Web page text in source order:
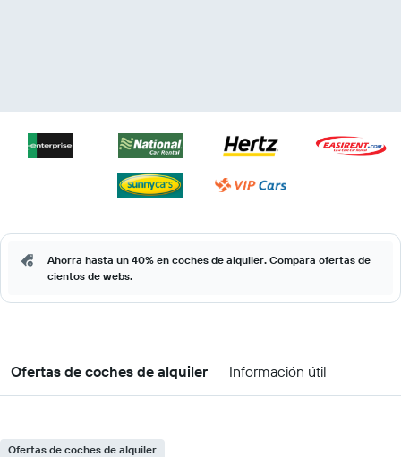
Ahorra hasta un 40% en coches de alquiler. Compara ofertas de
cientos de webs.
Ofertas de coches de alquiler Información útil
Ofertas de coches de alquiler